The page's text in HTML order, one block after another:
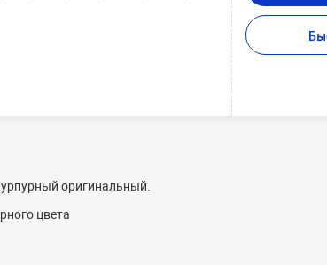
оригинальный.
цвета